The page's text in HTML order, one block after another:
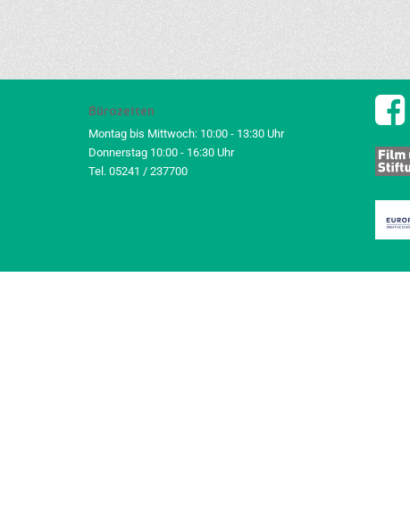
Bürozeiten
Montag bis Mittwoch: 10:00 - 13:30 Uhr
Donnerstag 10:00 - 16:30 Uhr
Tel. 05241 / 237700